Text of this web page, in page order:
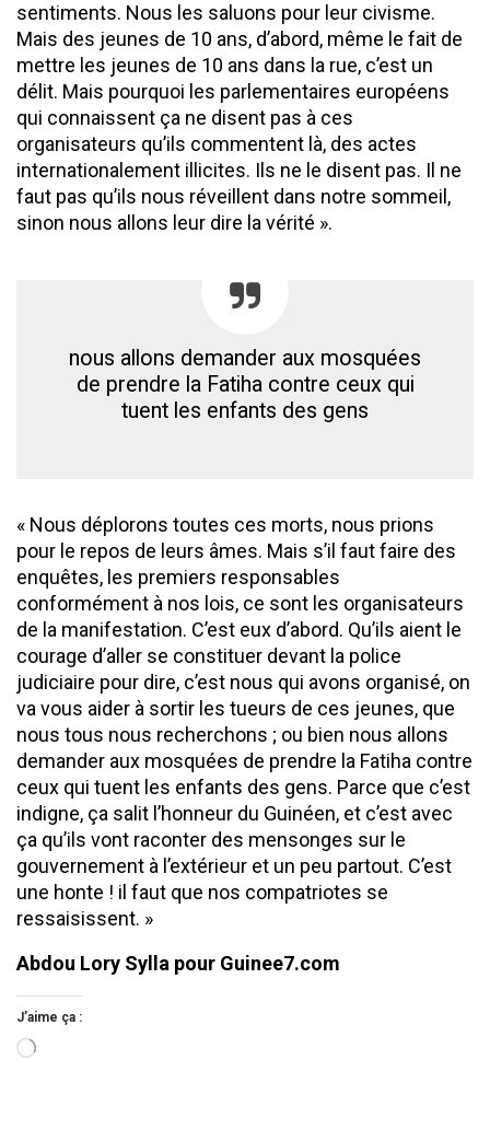
sentiments. Nous les saluons pour leur civisme.
Mais des jeunes de 10 ans, d’abord, même le fait de
mettre les jeunes de 10 ans dans la rue, c’est un
délit. Mais pourquoi les parlementaires européens
qui connaissent ça ne disent pas à ces
organisateurs qu’ils commentent là, des actes
internationalement illicites. Ils ne le disent pas. Il ne
faut pas qu’ils nous réveillent dans notre sommeil,
sinon nous allons leur dire la vérité ».
nous allons demander aux mosquées
de prendre la Fatiha contre ceux qui
tuent les enfants des gens
« Nous déplorons toutes ces morts, nous prions
pour le repos de leurs âmes. Mais s’il faut faire des
enquêtes, les premiers responsables
conformément à nos lois, ce sont les organisateurs
de la manifestation. C’est eux d’abord. Qu’ils aient le
courage d’aller se constituer devant la police
judiciaire pour dire, c’est nous qui avons organisé, on
va vous aider à sortir les tueurs de ces jeunes, que
nous tous nous recherchons ; ou bien nous allons
demander aux mosquées de prendre la Fatiha contre
ceux qui tuent les enfants des gens. Parce que c’est
indigne, ça salit l’honneur du Guinéen, et c’est avec
ça qu’ils vont raconter des mensonges sur le
gouvernement à l’extérieur et un peu partout. C’est
une honte ! il faut que nos compatriotes se
ressaisissent. »
Abdou Lory Sylla pour Guinee7.com
J’aime ça :
Chargement…